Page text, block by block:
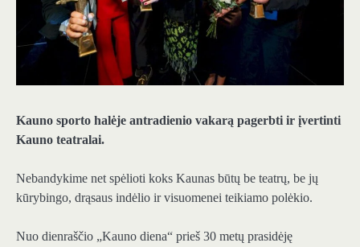
Kauno sporto halėje antradienio vakarą pagerbti ir įvertinti
Kauno teatralai.
Nebandykime net spėlioti koks Kaunas būtų be teatrų, be jų
kūrybingo, drąsaus indėlio ir visuomenei teikiamo polėkio.
Nuo dienraščio „Kauno diena“ prieš 30 metų prasidėję